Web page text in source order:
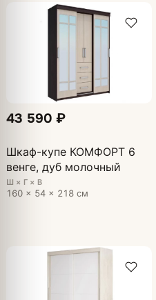
43 590 ₽
Шкаф-купе КОМФОРТ 6
венге, дуб молочный
Ш × Г × В
160 × 54 × 218 см